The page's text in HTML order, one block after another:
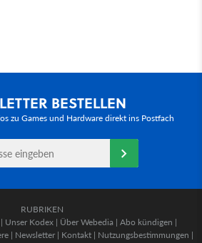
BESTELLEN
zu Games und Hardware direkt ins Postfach
RUBRIKEN
| Unser Kodex | Über Webedia | Abo kündigen |
| Newsletter | Kontakt | Nutzungsbestimmungen |